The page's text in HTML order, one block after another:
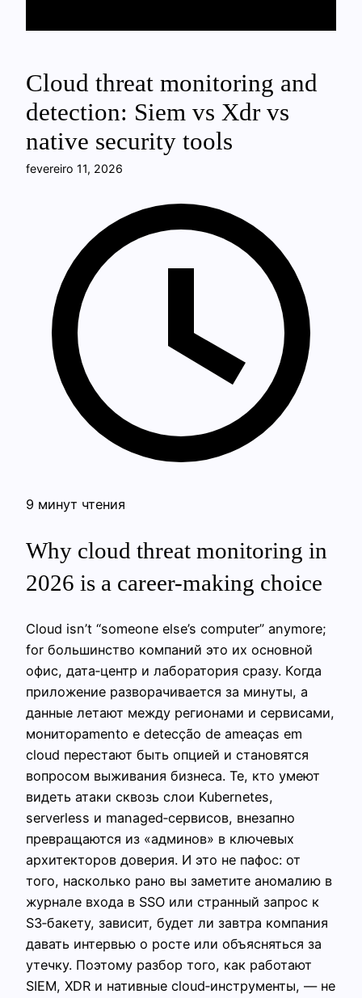
Cloud threat monitoring and
detection: Siem vs Xdr vs
native security tools
fevereiro 11, 2026
9 минут чтения
Why cloud threat monitoring in
2026 is a career-making choice
Cloud isn’t “someone else’s computer” anymore;
for большинство компаний это их основной
офис, дата‑центр и лаборатория сразу. Когда
приложение разворачивается за минуты, а
данные летают между регионами и сервисами,
мониторamento e detecção de ameaças em
cloud перестают быть опцией и становятся
вопросом выживания бизнеса. Те, кто умеют
видеть атаки сквозь слои Kubernetes,
serverless и managed‑сервисов, внезапно
превращаются из «админов» в ключевых
архитекторов доверия. И это не пафос: от
того, насколько рано вы заметите аномалию в
журнале входа в SSO или странный запрос к
S3‑бакету, зависит, будет ли завтра компания
давать интервью о росте или объясняться за
утечку. Поэтому разбор того, как работают
SIEM, XDR и нативные cloud‑инструменты, — не